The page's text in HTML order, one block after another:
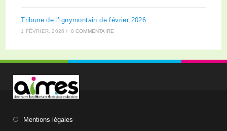
Tribune de l’ignymontain de février 2026
1 FÉVRIER, 2026 / 0 COMMENTAIRE
Mentions légales